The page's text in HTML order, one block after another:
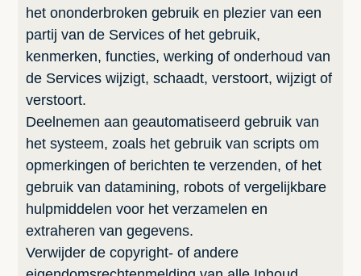
het ononderbroken gebruik en plezier van een
partij van de Services of het gebruik,
kenmerken, functies, werking of onderhoud van
de Services wijzigt, schaadt, verstoort, wijzigt of
verstoort.
Deelnemen aan geautomatiseerd gebruik van
het systeem, zoals het gebruik van scripts om
opmerkingen of berichten te verzenden, of het
gebruik van datamining, robots of vergelijkbare
hulpmiddelen voor het verzamelen en
extraheren van gegevens.
Verwijder de copyright- of andere